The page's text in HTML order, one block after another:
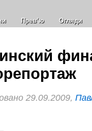
Прев’ю Огляди
29.09.2009,